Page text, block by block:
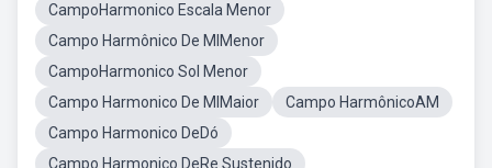
CampoHarmonico Escala Menor
Campo Harmônico De MIMenor
CampoHarmonico Sol Menor
Campo Harmonico De MIMaior
Campo HarmônicoAM
Campo Harmonico DeDó
Campo Harmonico DeRe Sustenido